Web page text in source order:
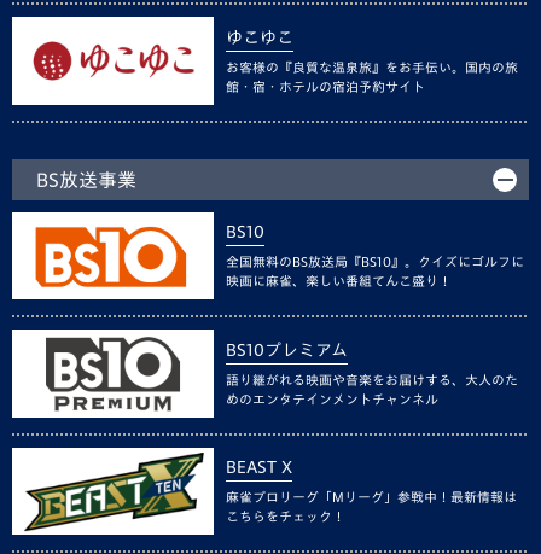
ゆこゆこ
お客様の『良質な温泉旅』をお手伝い。国内の旅
館・宿・ホテルの宿泊予約サイト
BS放送事業
BS10
全国無料のBS放送局『BS10』。クイズにゴルフに
映画に麻雀、楽しい番組てんこ盛り！
BS10プレミアム
語り継がれる映画や音楽をお届けする、大人のた
めのエンタテインメントチャンネル
BEAST X
麻雀プロリーグ「Mリーグ」参戦中！最新情報は
こちらをチェック！